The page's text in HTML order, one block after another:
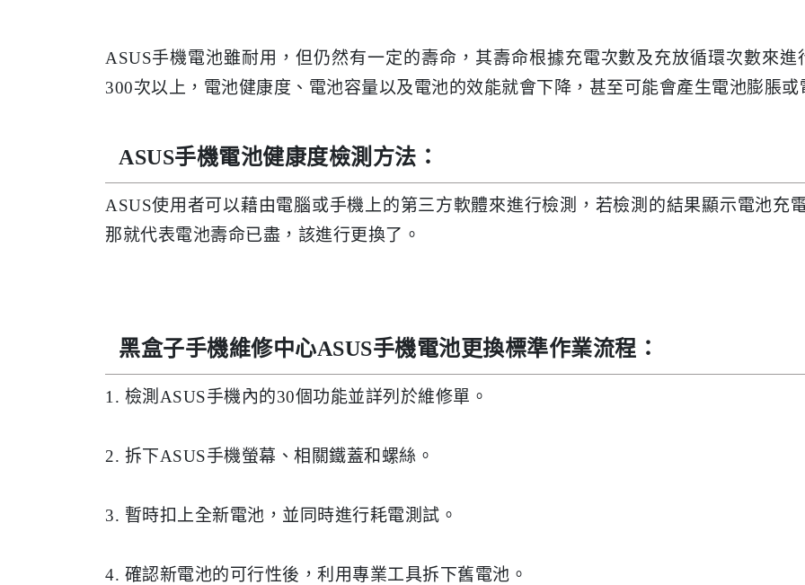
ASUS手機電池雖耐用，但仍然有一定的壽命，其壽命根據充電次數及充放循環次數來
300次以上，電池健康度、電池容量以及電池的效能就會下降，甚至可能會產生電池膨脹或
ASUS手機電池健康度檢測方法：
ASUS使用者可以藉由電腦或手機上的第三方軟體來進行檢測，若檢測的結果顯示電池充
那就代表電池壽命已盡，該進行更換了。
黑盒子手機維修中心ASUS手機電池更換標準作業流程：
1. 檢測ASUS手機內的30個功能並詳列於維修單。
​​​​​​2. 拆下ASUS手機螢幕、相關鐵蓋和螺絲。
3. 暫時扣上全新電池，並同時進行耗電測試。
4. 確認新電池的可行性後，利用專業工具拆下舊電池。